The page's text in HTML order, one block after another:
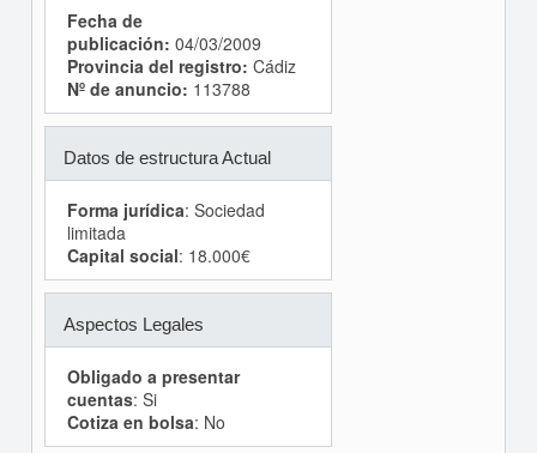
Fecha de
publicación: 04/03/2009
Provincia del registro: Cádiz
Nº de anuncio: 113788
Datos de estructura Actual
Forma jurídica: Sociedad
limitada
Capital social: 18.000€
Aspectos Legales
Obligado a presentar
cuentas: Si
Cotiza en bolsa: No